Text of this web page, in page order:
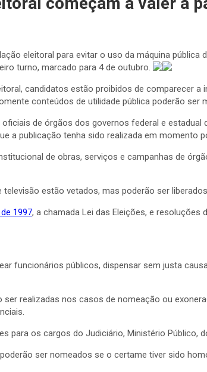
eleitoral para evitar o uso da máquina
turno, marcado para 4 de outubro.
candidatos estão proibidos de comparecer
conteúdos de utilidade pública poderão ser
de órgãos dos governos federal e
a publicação tenha sido realizada em momento
de obras, serviços e campanhas de
estão vetados, mas poderão ser
1997, a chamada Lei das Eleições, e resoluções
funcionários públicos, dispensar sem justa
realizadas nos casos de nomeação ou
para os cargos do Judiciário, Ministério Público,
ser nomeados se o certame tiver sido